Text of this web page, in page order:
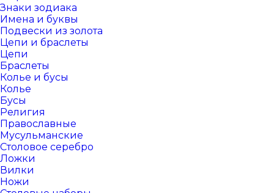
Знаки зодиака
Имена и буквы
Подвески из золота
Цепи и браслеты
Цепи
Браслеты
Колье и бусы
Колье
Бусы
Религия
Православные
Мусульманские
Столовое серебро
Ложки
Вилки
Ножи